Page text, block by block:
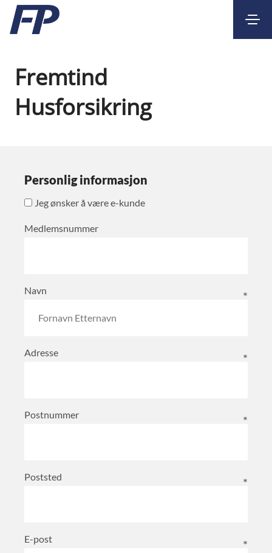
Fremtind
Husforsikring
Personlig informasjon
Jeg ønsker å være e-kunde
Medlemsnummer
Navn
Adresse
Postnummer
Poststed
E-post